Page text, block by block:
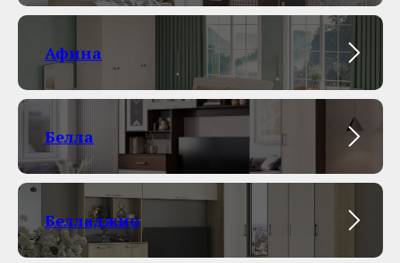
Афина
Белла
Белладжио